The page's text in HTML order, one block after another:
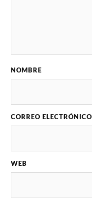
NOMBRE
CORREO ELECTRÓNICO
WEB